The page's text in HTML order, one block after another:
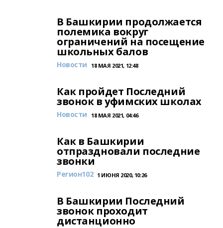
В Башкирии продолжается
полемика вокруг
ограничений на посещение
школьных балов
Новости 18 МАЯ 2021, 12:48
Как пройдет Последний
звонок в уфимских школах
Новости 18 МАЯ 2021, 04:46
Как в Башкирии
отпраздновали последние
звонки
Регион102 1 ИЮНЯ 2020, 10:26
В Башкирии Последний
звонок проходит
дистанционно